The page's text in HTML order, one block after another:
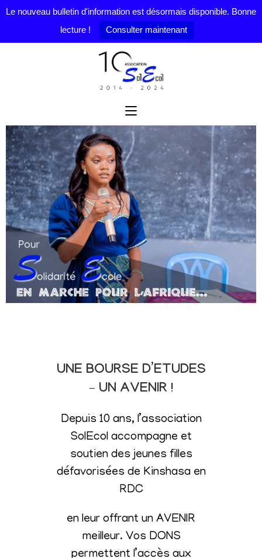
Le nouveau bulletin d'information est désormais disponible. Bonne
lecture !
Consulter maintenant
UNE BOURSE D’ETUDES
– UN AVENIR !
Depuis 10 ans, l’association
SolEcol accompagne et
soutien des jeunes filles
défavorisées de Kinshasa en
RDC
en leur offrant un AVENIR
meilleur. Vos DONS
permettent l’accès aux